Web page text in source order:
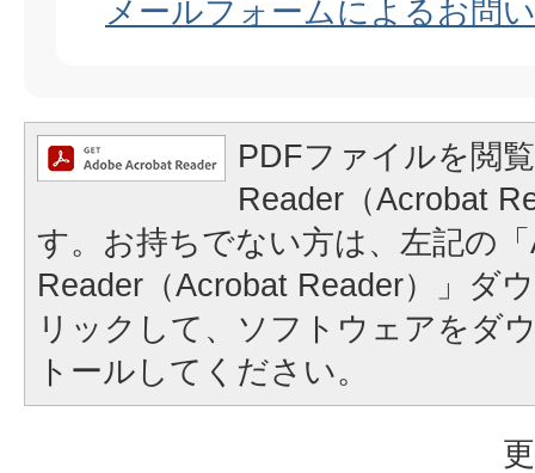
メールフォームによるお問
PDFファイルを閲
Reader（Acrobat
す。お持ちでない方は、左記の
Reader（Acrobat Reader）」ダ
リックして、ソフトウェアをダ
トールしてください。